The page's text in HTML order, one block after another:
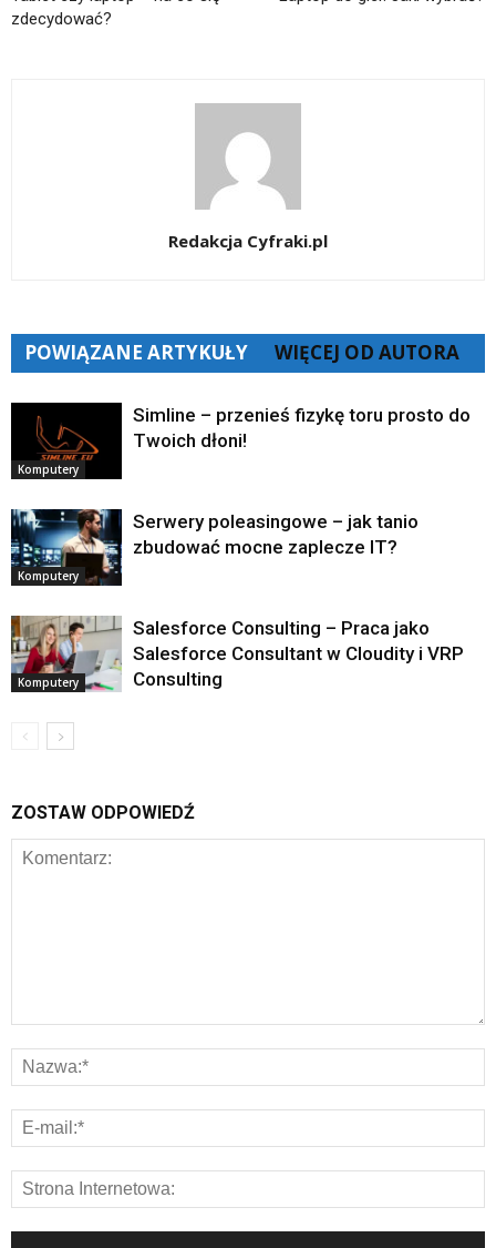
zdecydować?
Redakcja Cyfraki.pl
POWIĄZANE ARTYKUŁY WIĘCEJ OD AUTORA
Komputery
Simline – przenieś fizykę toru prosto do
Twoich dłoni!
Komputery
Serwery poleasingowe – jak tanio
zbudować mocne zaplecze IT?
Komputery
Salesforce Consulting – Praca jako
Salesforce Consultant w Cloudity i VRP
Consulting
ZOSTAW ODPOWIEDŹ